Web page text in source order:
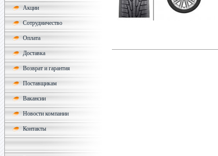
Акции
Сотрудничество
Оплата
Доставка
Возврат и гарантия
Поставщикам
Вакансии
Новости компании
Контакты